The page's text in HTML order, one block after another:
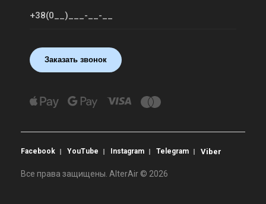
Заказать звонок
Facebook YouTube Instagram Telegram Viber
Все права защищены. AlterAir © 2026